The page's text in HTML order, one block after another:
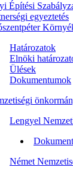
Építési
egyeztetés
Határozatok
Elnöki
Ülések
Dokumentumok
Lengyel
Német